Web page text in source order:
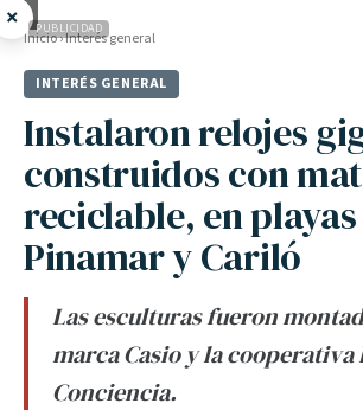
× PUBLICIDAD
Inicio›Interés general
INTERÉS GENERAL
Instalaron relojes
construidos con
reciclable, en
Pinamar y Cariló
Las esculturas fueron
marca Casio y la cooperativa
Conciencia.